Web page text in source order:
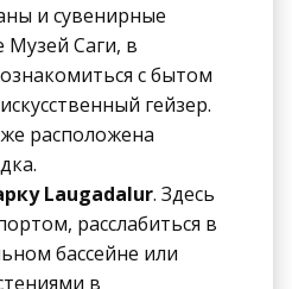
и сувенирные
Музей Саги, в
с бытом
гейзер.
расположена
Laugadalur. Здесь
расслабиться в
бассейне или
в